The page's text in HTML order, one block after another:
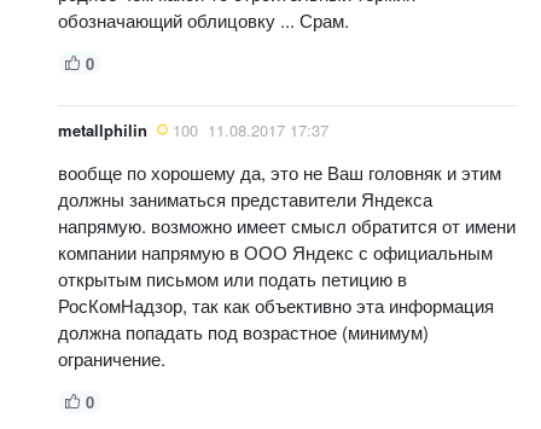
обозначающий облицовку ... Срам.
0
metallphilin 100 11.08.2017 17:37
вообще по хорошему да, это не Ваш головняк и этим
должны заниматься представители Яндекса
напрямую. возможно имеет смысл обратится от имени
компании напрямую в ООО Яндекс с официальным
открытым письмом или подать петицию в
РосКомНадзор, так как объективно эта информация
должна попадать под возрастное (минимум)
ограничение.
0